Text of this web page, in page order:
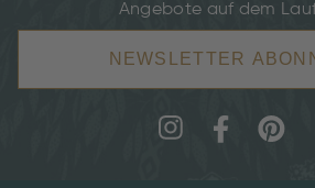
Angebote auf dem
NEWSLETTER